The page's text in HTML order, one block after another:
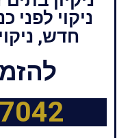
ניקוי לפני
חדש,